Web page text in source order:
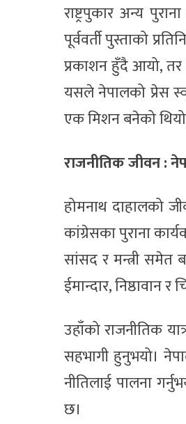
राष्ट्रपुकार अन्य
पूर्ववर्ती पुस्ताको
प्रकाशन हुँदै आयो,
यसले नेपालको प्रेस
एक मिशन बनेको
राजनीतिक जीवन :
होमनाथ दाहालको
कांग्रेसका पुराना
सांसद र मन्त्री समेत
ईमान्दार, निष्ठावान
उहाँको राजनीतिक
सहभागी हुनुभयो।
नीतिलाई पालना
छ।